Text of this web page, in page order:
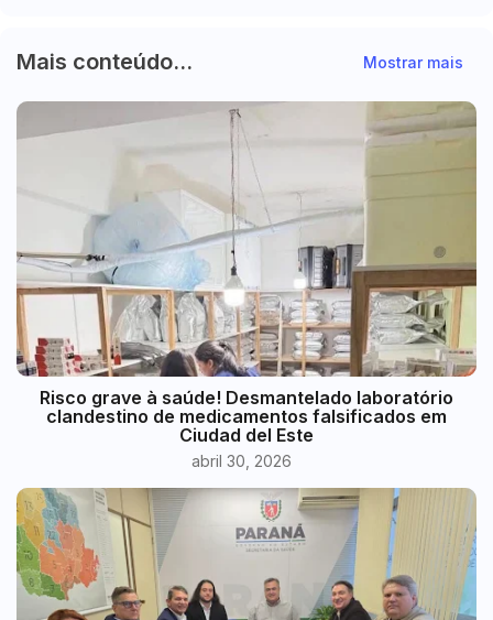
Mais conteúdo... Mostrar mais
Risco grave à saúde! Desmantelado laboratório
clandestino de medicamentos falsificados em
Ciudad del Este
abril 30, 2026